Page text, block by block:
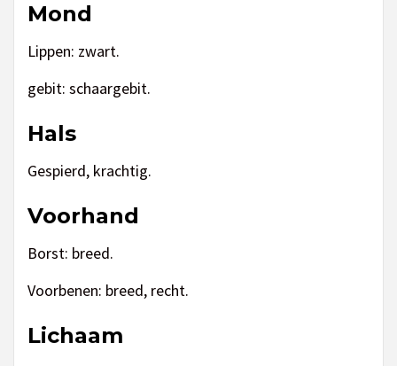
Mond
Lippen: zwart.
gebit: schaargebit.
Hals
Gespierd, krachtig.
Voorhand
Borst: breed.
Voorbenen: breed, recht.
Lichaam